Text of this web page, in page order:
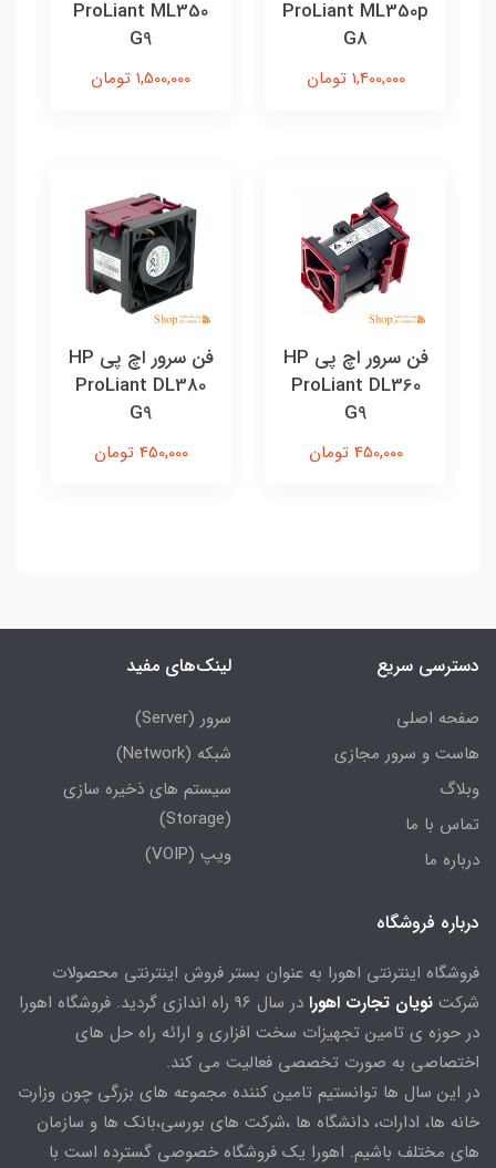
ProLiant ML350p
G8
1,400,000 تومان
ProLiant ML350
G9
1,500,000 تومان
فن سرور اچ پی HP
ProLiant DL360
G9
450,000 تومان
فن سرور اچ پی HP
ProLiant DL380
G9
450,000 تومان
دسترسی سریع
صفحه اصلی
هاست و سرور مجازی
وبلاگ
تماس با ما
درباره ما
لینک‌های مفید
سرور (Server)
شبکه (Network)
سیستم های ذخیره سازی
(Storage)
ویپ (VOIP)
درباره فروشگاه
فروشگاه اینترنتی اهورا به عنوان بستر فروش اینترنتی محصولات
شرکت نویان تجارت اهورا
در سال 96 راه اندازی گردید. فروشگاه اهورا
در حوزه ی تامین تجهیزات سخت افزاری و ارائه راه حل های
اختصاصی به صورت تخصصی فعالیت می کند.
در این سال ها توانستیم تامین کننده مجموعه های بزرگی چون وزارت
خانه ها، ادارات، دانشگاه ها ،شرکت های بورسی،بانک ها و سازمان
های مختلف باشیم. اهورا یک فروشگاه خصوصی گسترده است با